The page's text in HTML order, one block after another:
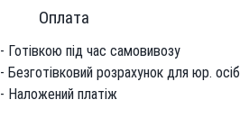
Оплата
- Готівкою під час самовивозу
- Безготівковий розрахунок для юр. осіб
- Наложений платіж